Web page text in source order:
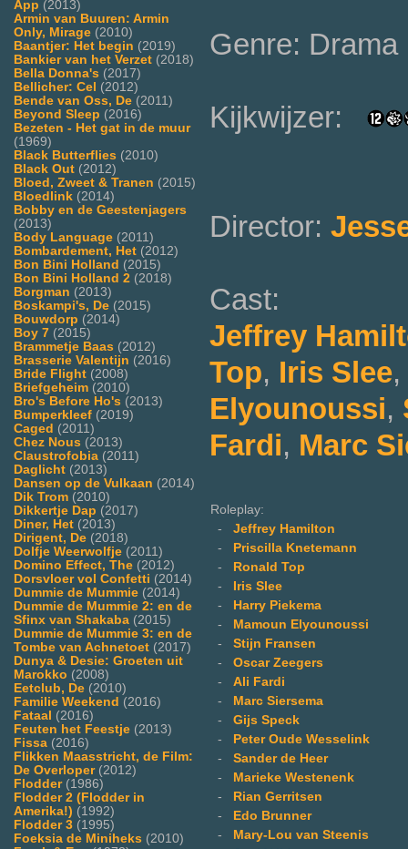
App (2013)
Armin van Buuren: Armin
Only, Mirage (2010)
Baantjer: Het begin (2019)
Bankier van het Verzet (2018)
Bella Donna's (2017)
Bellicher: Cel (2012)
Bende van Oss, De (2011)
Beyond Sleep (2016)
Bezeten - Het gat in de muur
(1969)
Black Butterflies (2010)
Black Out (2012)
Bloed, Zweet & Tranen (2015)
Bloedlink (2014)
Bobby en de Geestenjagers
(2013)
Body Language (2011)
Bombardement, Het (2012)
Bon Bini Holland (2015)
Bon Bini Holland 2 (2018)
Borgman (2013)
Boskampi's, De (2015)
Bouwdorp (2014)
Boy 7 (2015)
Brammetje Baas (2012)
Brasserie Valentijn (2016)
Bride Flight (2008)
Briefgeheim (2010)
Bro's Before Ho's (2013)
Bumperkleef (2019)
Caged (2011)
Chez Nous (2013)
Claustrofobia (2011)
Daglicht (2013)
Dansen op de Vulkaan (2014)
Dik Trom (2010)
Dikkertje Dap (2017)
Diner, Het (2013)
Dirigent, De (2018)
Dolfje Weerwolfje (2011)
Domino Effect, The (2012)
Dorsvloer vol Confetti (2014)
Dummie de Mummie (2014)
Dummie de Mummie 2: en de
Sfinx van Shakaba (2015)
Dummie de Mummie 3: en de
Tombe van Achnetoet (2017)
Dunya & Desie: Groeten uit
Marokko (2008)
Eetclub, De (2010)
Familie Weekend (2016)
Fataal (2016)
Feuten het Feestje (2013)
Fissa (2016)
Flikken Maasstricht, de Film:
De Overloper(2012)
Flodder(1986)
Flodder 2 (Flodder in
Amerika!) (1992)
Flodder 3 (1995)
Foeksia de Miniheks (2010)
Genre: Drama
Kijkwijzer:
Director:
Cast:
Jeffrey
Top, Iris Slee,
Elyounoussi,
Fardi, Marc
Roleplay:
- Jeffrey Hamilton
-
Priscilla Knetemann
-
Ronald Top
-
Iris Slee
-
Harry Piekema
-
Mamoun Elyounoussi
- Stijn Fransen
- Oscar Zeegers
- Ali Fardi
-
Marc Siersema
- Gijs Speck
-
Peter Oude Wesselink
- Sander de Heer
-
Marieke Westenenk
-
Rian Gerritsen
-
Edo Brunner
-
Mary-Lou van Steenis